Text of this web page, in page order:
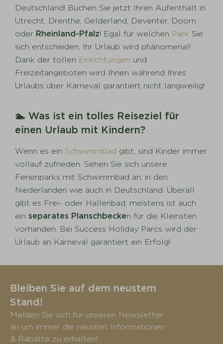
Deutschland! Buchen Sie jetzt Ihren Aufenthalt in
Utrecht, Drenthe, Gelderland, Deventer, Doorn
oder Rheinland-Pfalz! Egal für welchen Park Sie
sich entscheiden, Ihr Urlaub wird phänomenal!
Dank der tollen Einrichtungen und
Freizeitangeboten wird Ihnen während Ihres
Urlaubs über Karneval garantiert nicht langweilig!
🏊 Was ist ein tolles Reiseziel für
einen Urlaub mit Kindern?
Wenn es ein Schwimmbad gibt, sind Kinder immer
vollauf zufrieden. Sehen Sie sich unsere
Ferienparks mit Schwimmbad an, in den
Niederlanden wie auch in Deutschland. Überall
gibt es Frei- oder Hallenbad, meistens ist auch
einseparates Planschbecken für die Kleinsten
vorhanden. Bei Success Holiday Parcs wird der
Urlaub an Karneval garantiert ein Erfolg!
Bleiben Sie auf dem neustem
Stand!
Melden Sie sich für unseren Newsletter
an um immer die neusten Informationen
& Rabatte zu erhalten!